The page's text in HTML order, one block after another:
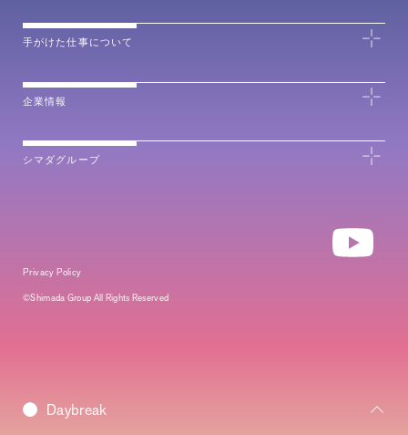
Morning
Daybreak
手がけた仕事について
企業情報
シマダグループ
Privacy Policy
©Shimada Group All Rights Reserved